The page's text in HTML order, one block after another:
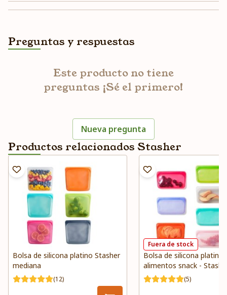
Preguntas y respuestas
Este producto no tiene
preguntas ¡Sé el primero!
Nueva pregunta
Productos relacionados Stasher
Bolsa de silicona platino Stasher
mediana
(12)
Fuera de stock
Bolsa de silicona platino
alimentos snack -
(5)